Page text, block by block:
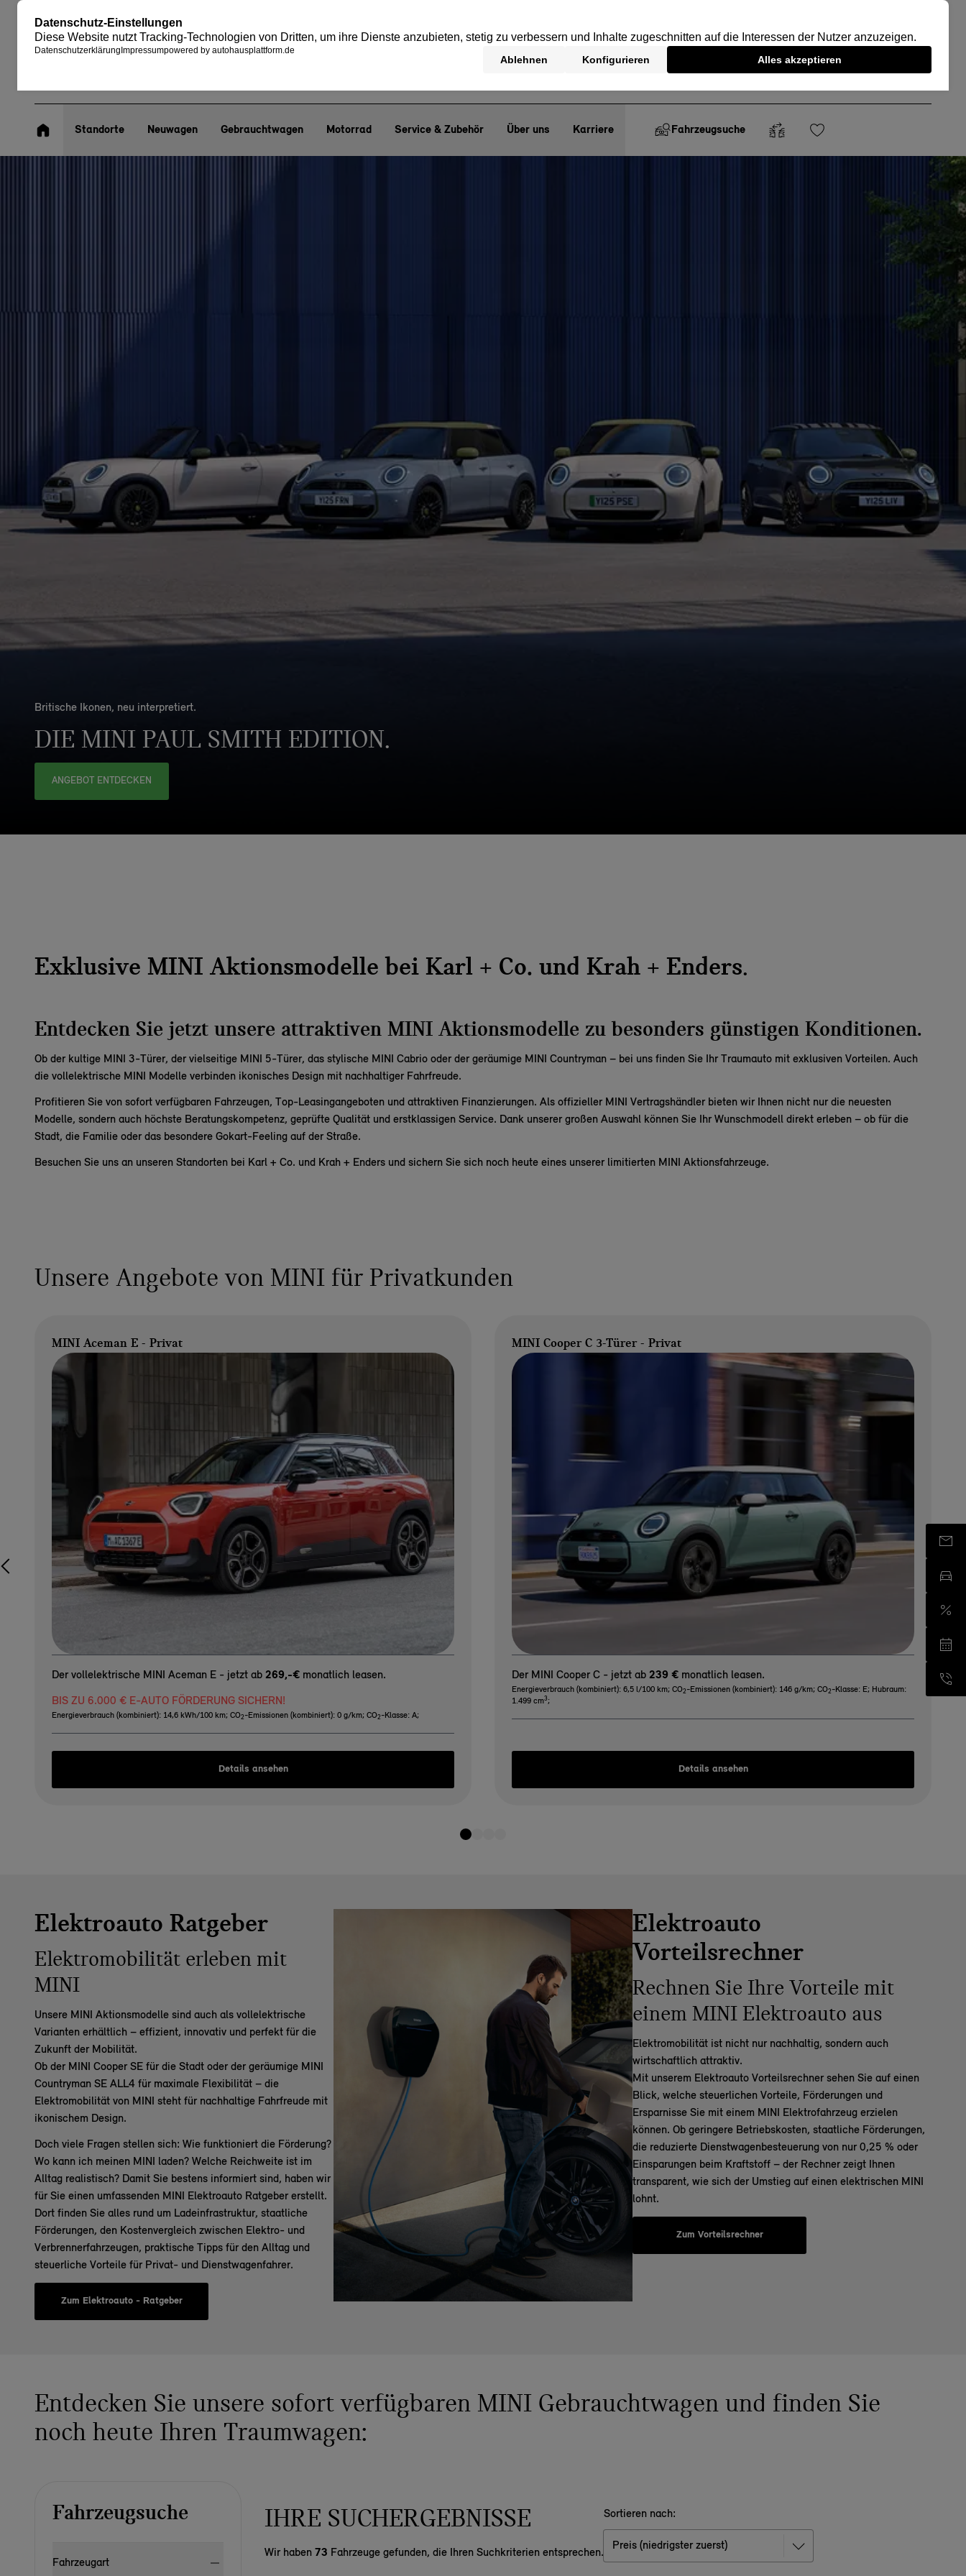
Standorte Neuwagen Gebrauchtwagen Motorrad Service & Zubehör Über uns Karriere Fahrzeugsuche
Britische Ikonen, neu interpretiert.
DIE MINI PAUL SMITH EDITION.
ANGEBOT ENTDECKEN
Exklusive MINI Aktionsmodelle bei Karl + Co. und Krah + Enders.
Entdecken Sie jetzt unsere attraktiven MINI Aktionsmodelle zu besonders günstigen Konditionen.
Ob der kultige MINI 3-Türer, der vielseitige MINI 5-Türer, das stylische MINI Cabrio oder der geräumige MINI Countryman – bei uns finden Sie Ihr Traumauto mit exklusiven Vorteilen. Auch
die vollelektrische MINI Modelle verbinden ikonisches Design mit nachhaltiger Fahrfreude.
Profitieren Sie von sofort verfügbaren Fahrzeugen, Top-Leasingangeboten und attraktiven Finanzierungen. Als offizieller MINI Vertragshändler bieten wir Ihnen nicht nur die neuesten
Modelle, sondern auch höchste Beratungskompetenz, geprüfte Qualität und erstklassigen Service. Dank unserer großen Auswahl können Sie Ihr Wunschmodell direkt erleben – ob für die
Stadt, die Familie oder das besondere Gokart-Feeling auf der Straße.
Besuchen Sie uns an unseren Standorten bei Karl + Co. und Krah + Enders und sichern Sie sich noch heute eines unserer limitierten MINI Aktionsfahrzeuge.
Unsere Angebote von MINI für Privatkunden
MINI Aceman E - Privat
Der vollelektrische MINI Aceman E - jetzt ab 269,-€ monatlich leasen.
BIS ZU 6.000 € E-AUTO FÖRDERUNG SICHERN!
Energieverbrauch (kombiniert): 14,6 kWh/100 km; CO2 -Emissionen (kombiniert): 0 g/km; CO2 -Klasse: A;
Details ansehen
MINI Cooper C 3-Türer - Privat
Der MINI Cooper C - jetzt ab 239 € monatlich leasen.
Energieverbrauch (kombiniert): 6,5 l/100 km; CO2 -Emissionen (kombiniert): 146 g/km; CO2 -Klasse: E; Hubraum:
1.499 cm3;
Details ansehen
Elektroauto Ratgeber
Elektromobilität erleben mit
MINI
Unsere MINI Aktionsmodelle sind auch als vollelektrische
Varianten erhältlich – effizient, innovativ und perfekt für die
Zukunft der Mobilität.
Ob der MINI Cooper SE für die Stadt oder der geräumige MINI
Countryman SE ALL4 für maximale Flexibilität – die
Elektromobilität von MINI steht für nachhaltige Fahrfreude mit
ikonischem Design.
Doch viele Fragen stellen sich: Wie funktioniert die Förderung?
Wo kann ich meinen MINI laden? Welche Reichweite ist im
Alltag realistisch? Damit Sie bestens informiert sind, haben wir
für Sie einen umfassenden MINI Elektroauto Ratgeber erstellt.
Dort finden Sie alles rund um Ladeinfrastruktur, staatliche
Förderungen, den Kostenvergleich zwischen Elektro- und
Verbrennerfahrzeugen, praktische Tipps für den Alltag und
steuerliche Vorteile für Privat- und Dienstwagenfahrer.
Zum Elektroauto - Ratgeber
Elektroauto
Vorteilsrechner
Rechnen Sie Ihre Vorteile mit
einem MINI Elektroauto aus
Elektromobilität ist nicht nur nachhaltig, sondern auch
wirtschaftlich attraktiv.
Mit unserem Elektroauto Vorteilsrechner sehen Sie auf einen
Blick, welche steuerlichen Vorteile, Förderungen und
Ersparnisse Sie mit einem MINI Elektrofahrzeug erzielen
können. Ob geringere Betriebskosten, staatliche Förderungen,
die reduzierte Dienstwagenbesteuerung von nur 0,25 % oder
Einsparungen beim Kraftstoff – der Rechner zeigt Ihnen
transparent, wie sich der Umstieg auf einen elektrischen MINI
lohnt.
Zum Vorteilsrechner
Entdecken Sie unsere sofort verfügbaren MINI Gebrauchtwagen und finden Sie
noch heute Ihren Traumwagen:
Fahrzeugsuche
Fahrzeugart
IHRE SUCHERGEBNISSE
Wir haben 73 Fahrzeuge gefunden, die Ihren Suchkriterien entsprechen.
Sortieren nach: